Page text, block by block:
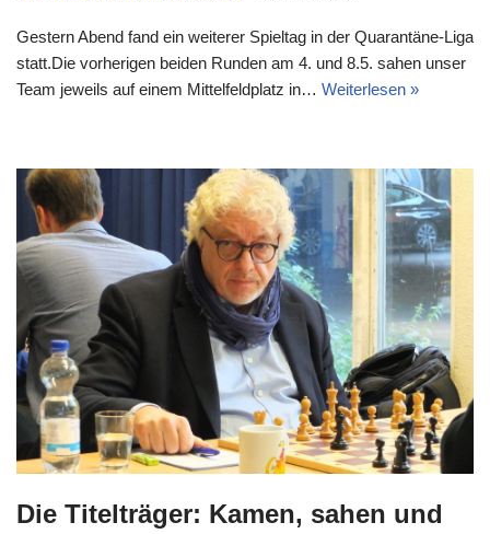
Gestern Abend fand ein weiterer Spieltag in der Quarantäne-Liga
statt.Die vorherigen beiden Runden am 4. und 8.5. sahen unser
Team jeweils auf einem Mittelfeldplatz in… Weiterlesen »
Die Titelträger: Kamen, sahen und